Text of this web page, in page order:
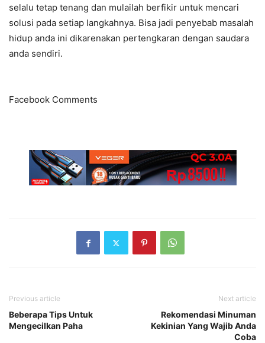
selalu tetap tenang dan mulailah berfikir untuk mencari
solusi pada setiap langkahnya. Bisa jadi penyebab masalah
hidup anda ini dikarenakan pertengkaran dengan saudara
anda sendiri.
Facebook Comments
Previous article
Beberapa Tips Untuk
Mengecilkan Paha
Next article
Rekomendasi Minuman
Kekinian Yang Wajib Anda
Coba